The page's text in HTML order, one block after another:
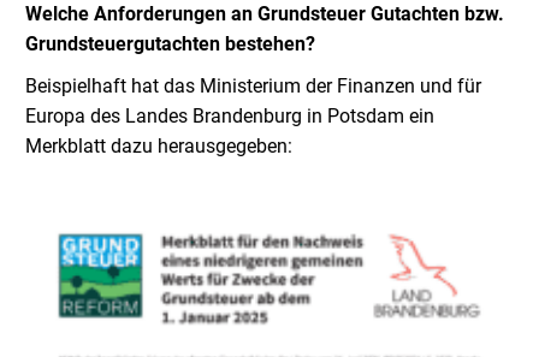
Welche Anforderungen an Grundsteuer Gutachten bzw.
Grundsteuergutachten bestehen?
Beispielhaft hat das Ministerium der Finanzen und für
Europa des Landes Brandenburg in Potsdam ein
Merkblatt dazu herausgegeben: